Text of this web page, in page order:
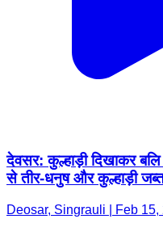
देवसर: कुल्हाड़ी दिखाकर
से तीर-धनुष और कुल्हाड़ी
Deosar, Singrauli | Feb 15,